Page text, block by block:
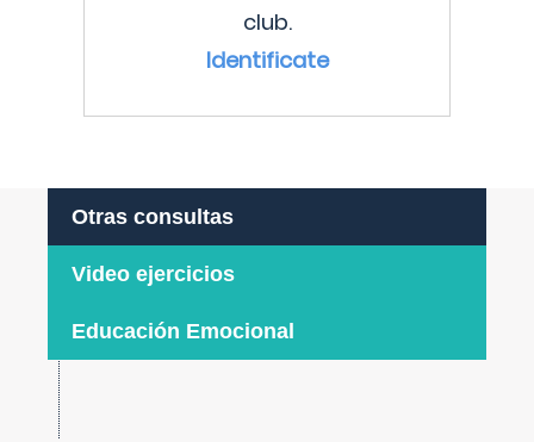
club.
Identificate
Otras consultas
Video ejercicios
Educación Emocional